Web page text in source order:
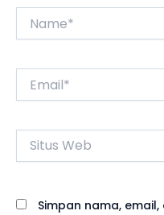
Situs
Web
Simpan nama,